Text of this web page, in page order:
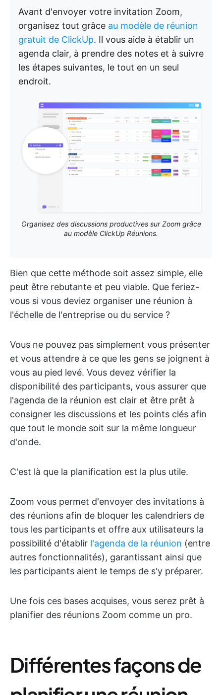
Avant d'envoyer votre invitation Zoom,
organisez tout grâce au modèle de réunion
gratuit de ClickUp. Il vous aide à établir un
agenda clair, à prendre des notes et à suivre
les étapes suivantes, le tout en un seul
endroit.
Organisez des discussions productives sur Zoom grâce
au modèle ClickUp Réunions.
Bien que cette méthode soit assez simple, elle
peut être rebutante et peu viable. Que feriez-
vous si vous deviez organiser une réunion à
l'échelle de l'entreprise ou du service ?
Vous ne pouvez pas simplement vous présenter
et vous attendre à ce que les gens se joignent à
vous au pied levé. Vous devez vérifier la
disponibilité des participants, vous assurer que
l'agenda de la réunion est clair et être prêt à
consigner les discussions et les points clés afin
que tout le monde soit sur la même longueur
d'onde.
C'est là que la planification est la plus utile.
Zoom vous permet d'envoyer des invitations à
des réunions afin de bloquer les calendriers de
tous les participants et offre aux utilisateurs la
possibilité d'établir l'agenda de la réunion (entre
autres fonctionnalités), garantissant ainsi que
les participants aient le temps de s'y préparer.
Une fois ces bases acquises, vous serez prêt à
planifier des réunions Zoom comme un pro.
Différentes façons de